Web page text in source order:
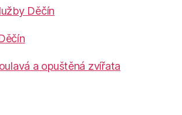
Děčín
a opuštěná zvířata